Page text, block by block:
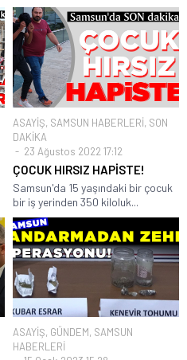
ASAYİŞ, SAMSUN HABERLERİ, SON
DAKİKA
23 Ağustos 2022 17:12
ÇOCUK HIRSIZ HAPİSTE!
Samsun'da 15 yaşındaki bir çocuk
bir iş yerinden 350 kiloluk...
ASAYİŞ, GÜNDEM, SAMSUN
HABERLERİ